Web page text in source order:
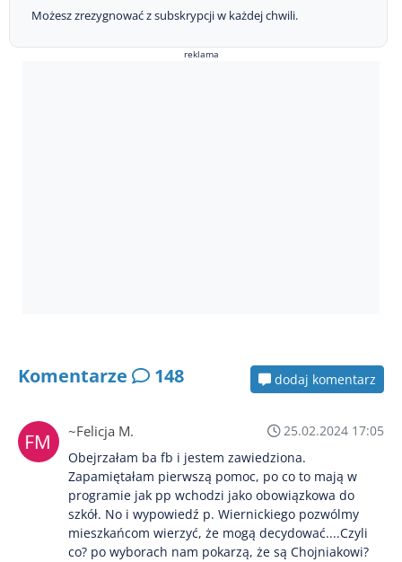
Możesz zrezygnować z subskrypcji w każdej chwili.
reklama
Komentarze 148 dodaj komentarz
~Felicja M.
25.02.2024 17:05
Obejrzałam ba fb i jestem zawiedziona.
Zapamiętałam pierwszą pomoc, po co to mają w
programie jak pp wchodzi jako obowiązkowa do
szkół. No i wypowiedź p. Wiernickiego pozwólmy
mieszkańcom wierzyć, że mogą decydować....Czyli
co? po wyborach nam pokarzą, że są Chojniakowi?